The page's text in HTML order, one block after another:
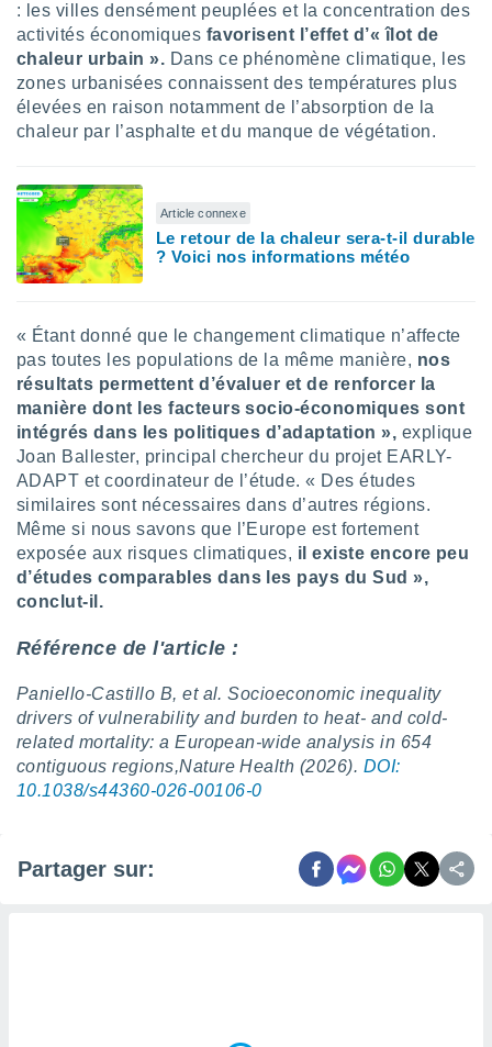
et
les
utiliser
le
de
par
et du
études
et
1199
: les villes densément peuplées et la concentration des
activités économiques favorisent l’effet d’« îlot de
chaleur urbain ». Dans ce phénomène climatique, les
zones urbanisées connaissent des températures plus
élevées en raison notamment de l’absorption de la
chaleur par l’asphalte et du manque de végétation.
Article connexe
Le retour de la chaleur sera-t-il durable
? Voici nos informations météo
« Étant donné que le changement climatique n’affecte
pas toutes les populations de la même manière, nos
résultats permettent d’évaluer et de renforcer la
manière dont les facteurs socio-économiques sont
intégrés dans les politiques d’adaptation », explique
Joan Ballester, principal chercheur du projet EARLY-
ADAPT et coordinateur de l’étude. « Des études
similaires sont nécessaires dans d’autres régions.
Même si nous savons que l’Europe est fortement
exposée aux risques climatiques, il existe encore peu
d’études comparables dans les pays du Sud »,
conclut-il.
Référence de l'article :
Paniello-Castillo B, et al. Socioeconomic inequality
drivers of vulnerability and burden to heat- and cold-
related mortality: a European-wide analysis in 654
contiguous regions,Nature Health (2026). DOI:
10.1038/s44360-026-00106-0
Partager sur: